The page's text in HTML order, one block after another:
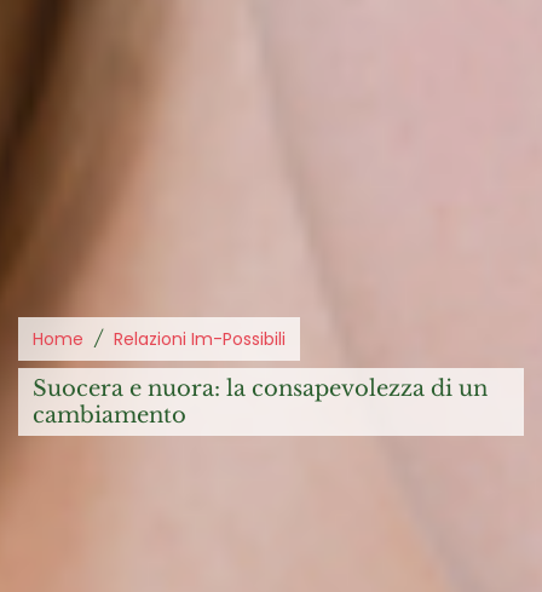
Home Relazioni Im-Possibili
suocera e nuora: la consapevolezza di un
cambiamento